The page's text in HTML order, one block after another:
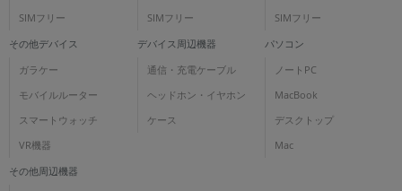
SIMフリー
SIMフリー
SIMフリー
その他デバイス
ガラケー
モバイルルーター
スマートウォッチ
VR機器
デバイス周辺機器
通信・充電ケーブル
ヘッドホン・イヤホン
ケース
パソコン
ノートPC
MacBook
デスクトップ
Mac
その他周辺機器